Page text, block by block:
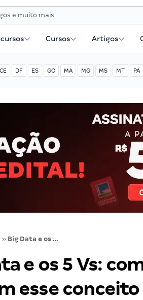
Cursos Artigos
CE DF ES GO MA MG MS MT PA
›› Big Data e os 5 Vs: como as bancas cobram esse conceito
e os 5 Vs:
esse conceito